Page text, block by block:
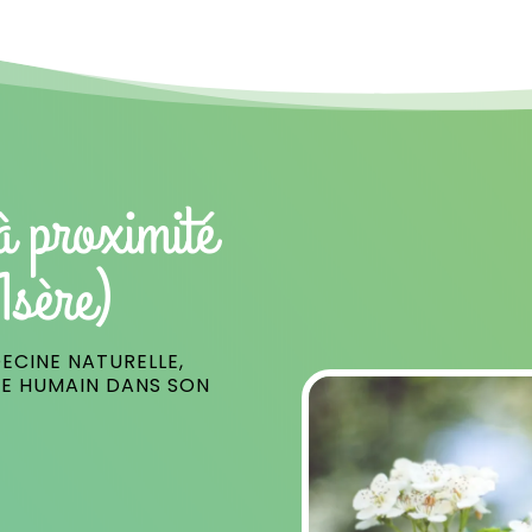
proximité
NATURELLE,
HUMAIN DANS SON